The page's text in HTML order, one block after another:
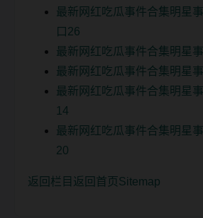
最新网红吃瓜事件合集明星
口26
最新网红吃瓜事件合集明星
最新网红吃瓜事件合集明星
最新网红吃瓜事件合集明星
14
最新网红吃瓜事件合集明星
20
返回栏目 返回首页 Sitemap